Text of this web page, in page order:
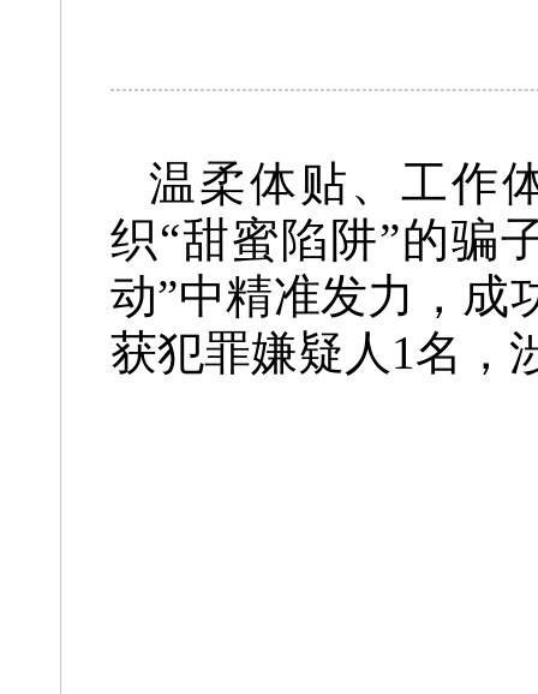
温柔体贴、工作
织“甜蜜陷阱”的骗
动”中精准发力，成
获犯罪嫌疑人1名，